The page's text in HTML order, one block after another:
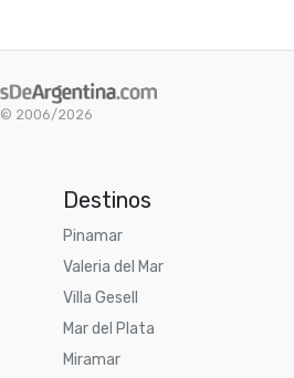
© 2006/2026
Destinos
Pinamar
Valeria del Mar
Villa Gesell
Mar del Plata
Miramar